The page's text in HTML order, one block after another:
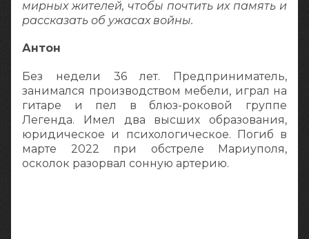
мирных жителей, чтобы почтить их память и
рассказать об ужасах войны.
Антон
Без недели 36 лет. Предприниматель,
занимался производством мебели, играл на
гитаре и пел в блюз-роковой группе
Легенда. Имел два высших образования,
юридическое и психологическое. Погиб в
марте 2022 при обстреле Мариуполя,
осколок разорвал сонную артерию.